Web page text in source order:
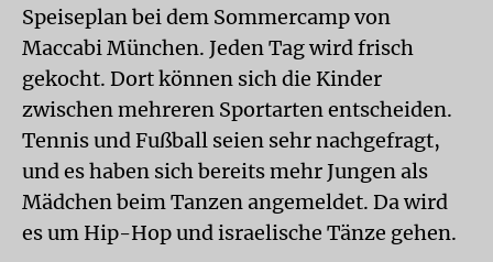
Speiseplan bei dem Sommercamp von
Maccabi München. Jeden Tag wird frisch
gekocht. Dort können sich die Kinder
zwischen mehreren Sportarten entscheiden.
Tennis und Fußball seien sehr nachgefragt,
und es haben sich bereits mehr Jungen als
Mädchen beim Tanzen angemeldet. Da wird
es um Hip-Hop und israelische Tänze gehen.